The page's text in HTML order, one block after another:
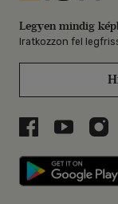
Legyen mindig
Iratkozzon fel
Libri aLibri a